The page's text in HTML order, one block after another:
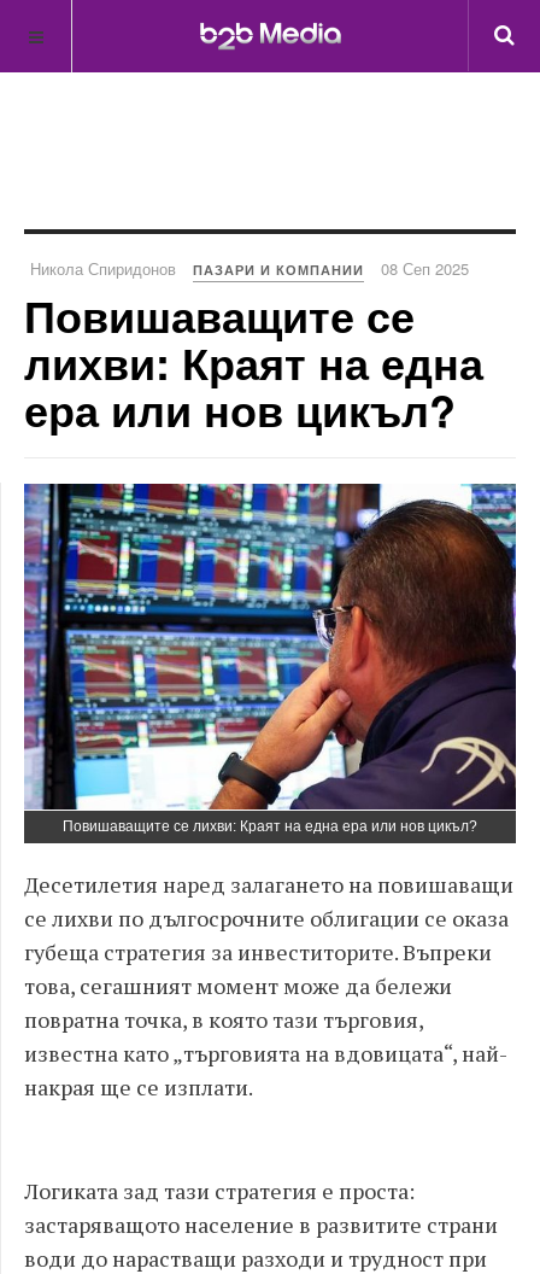
Никола Спиридонов ПАЗАРИ И КОМПАНИИ 08 Сеп 2025
Повишаващите се
лихви: Краят на една
ера или нов цикъл?
Повишаващите се лихви: Краят на една ера или нов цикъл?
Десетилетия наред залагането на повишаващи
се лихви по дългосрочните облигации се оказа
губеща стратегия за инвеститорите. Въпреки
това, сегашният момент може да бележи
повратна точка, в която тази търговия,
известна като „търговията на вдовицата“, най-
накрая ще се изплати.
Логиката зад тази стратегия е проста:
застаряващото население в развитите страни
води до нарастващи разходи и трудност при